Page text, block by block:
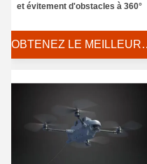
et évitement d'obstacles à 360°